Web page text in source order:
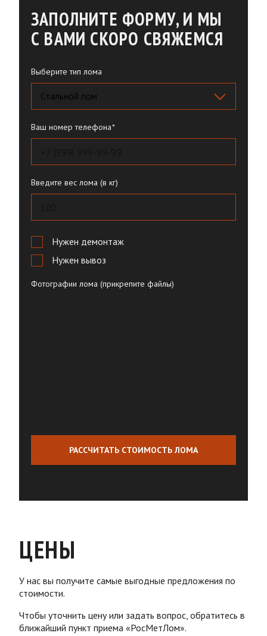
ЗАПОЛНИТЕ ФОРМУ, И МЫ
С ВАМИ СКОРО СВЯЖЕМСЯ
Выберите тип лома
Ваш номер телефона
Введите вес лома (в кг)
Нужен демонтаж
Нужен вывоз
Фотографии лома (прикрепите файлы)
РАССЧИТАТЬ СТОИМОСТЬ ЛОМА
ЦЕНЫ
У нас вы получите самые выгодные предложения по
стоимости.
Чтобы уточнить цену или задать вопрос, обратитесь в
ближайший пункт приема «РосМетЛом».